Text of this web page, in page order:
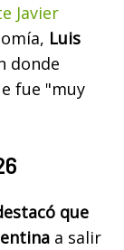
Javier
Luis
donde
fue "muy
que
a salir